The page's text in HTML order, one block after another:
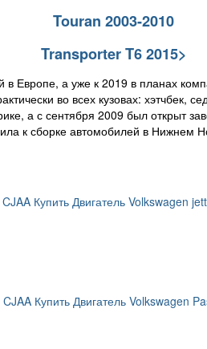
Touran 2003-2010
Transporter T6 2015>
Европе, а уже к 2019 в планах
во всех кузовах: хэтчбек,
а с сентября 2009 был открыт
к сборке автомобилей в Нижнем
Купить Двигатель Volkswagen
Купить Двигатель Volkswagen